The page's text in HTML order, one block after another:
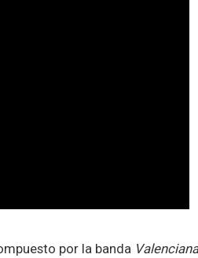
por la banda Valenciana